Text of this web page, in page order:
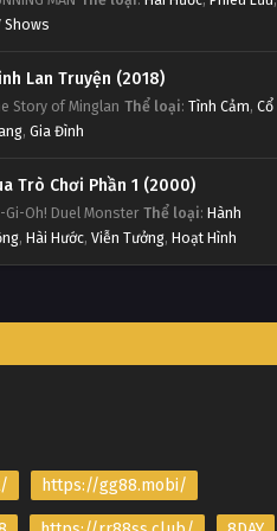
Shows
Lan Truyện (2018)
Story of Minglan Thể loại: Tình Cảm, Cổ
, Gia Đình
Vua Trò Chơi Phần 1 (2000)
Gi-Oh! Duel Monster Thể loại: Hành
, Hài Hước, Viễn Tưởng, Hoạt Hình
https://gg88.mobi/